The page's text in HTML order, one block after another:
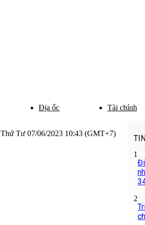
Địa ốc Tài chính
Thứ Tư 07/06/2023 10:43 (GMT+7)
1
2